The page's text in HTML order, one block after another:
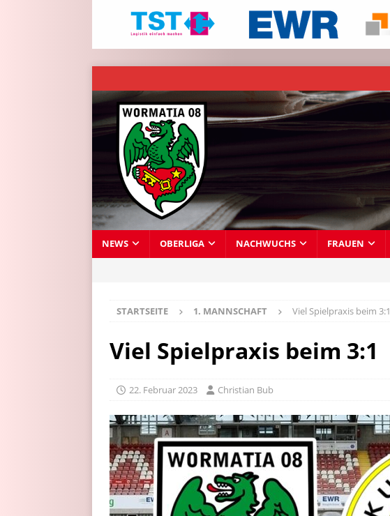
NEWS OBERLIGA NACHWUCHS FRAUEN
STARTSEITE 1. MANNSCHAFT Viel Spielpraxis beim 3:1
Viel Spielpraxis beim 3:1
22. Februar 2023 Christian Bub